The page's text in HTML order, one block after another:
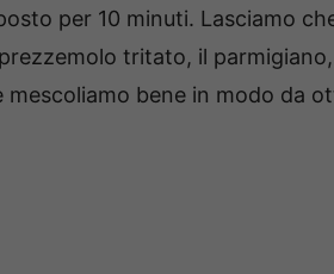
per 10 minuti. Lasciamo
tritato, il
mescoliamo bene in modo da